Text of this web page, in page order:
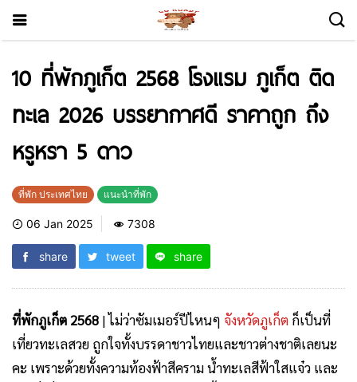
10 ที่พักภูเก็ต 2568 โรงแรม ภูเก็ต ติด
ทะเล 2026 บรรยากาศดี ราคาถูก ถึง
หรูหรา 5 ดาว
ที่พัก ประเทศไทย แนะนำที่พัก
06 Jan 2025 7308
share tweet share
ที่พักภูเก็ต 2568 | ไม่ว่าซัมเมอร์ปีไหนๆ จังหวัดภูเก็ต ก็เป็นที่
เที่ยวทะเลสวย ถูกใจทั้งบรรดาชาวไทยและชาวต่างชาติเลยนะ
คะ เพราะด้วยทั้งความท้องฟ้าสีคราม น้ำทะเลสีฟ้าใสแจ๋ว และ